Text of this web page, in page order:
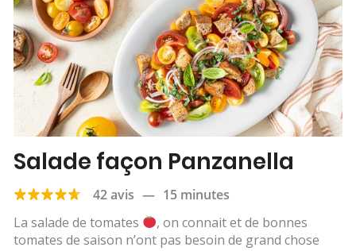
Salade façon Panzanella
42 avis — 15 minutes
La salade de tomates
, on connait et de bonnes
tomates de saison n’ont pas besoin de grand chose